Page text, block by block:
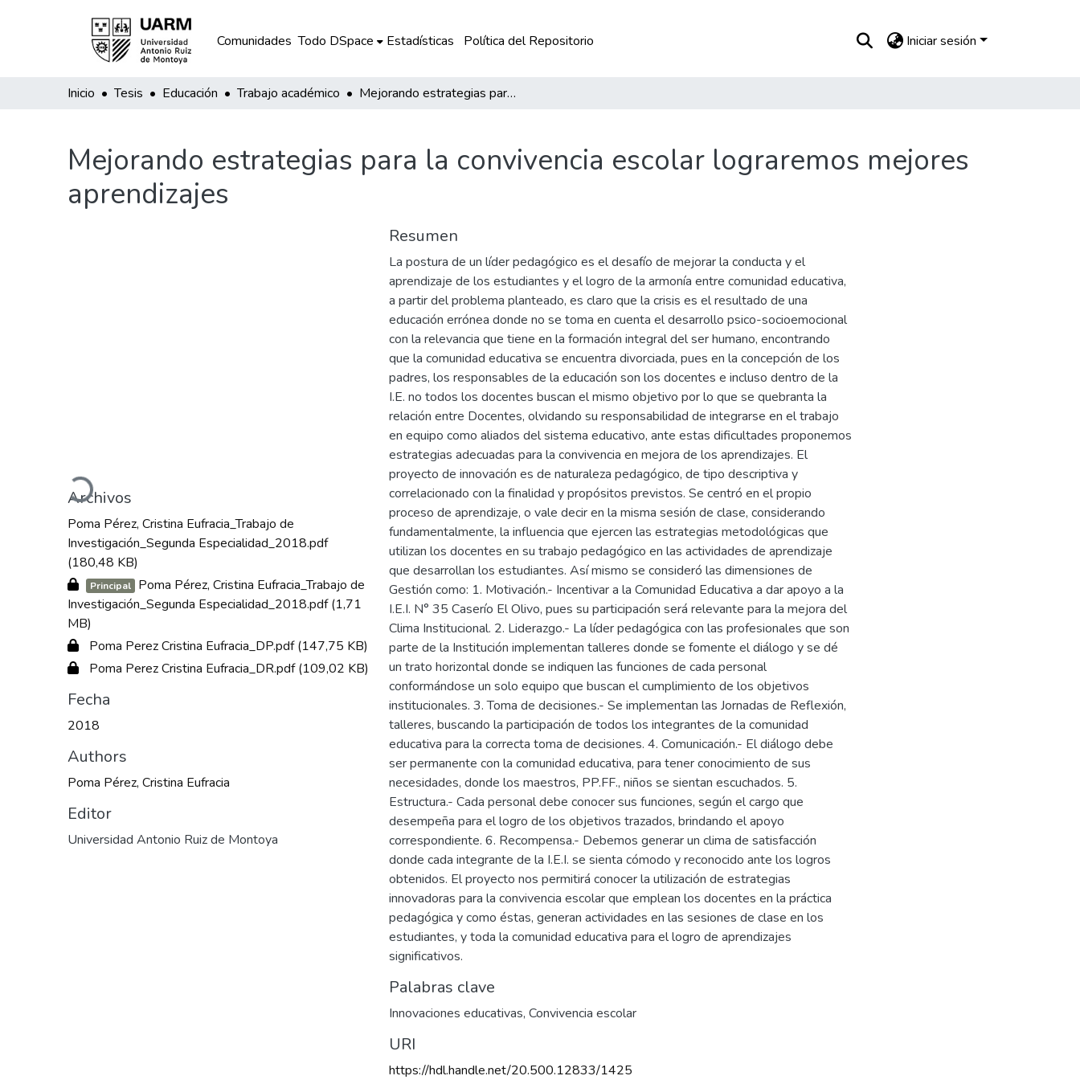
Comunidades Todo DSpace Estadísticas Política del Repositorio Iniciar sesión
Inicio Tesis Educación Trabajo académico Mejorando estrategias para la convivencia escolar lograremos mejores aprendizajes
Mejorando estrategias para la convivencia escolar lograremos mejores
aprendizajes
Cargando...
Archivos
Poma Pérez, Cristina Eufracia_Trabajo de
Investigación_Segunda Especialidad_2018.pdf
(180,48 KB)
Principal Poma Pérez, Cristina Eufracia_Trabajo de
Investigación_Segunda Especialidad_2018.pdf(1,71
MB)
Poma Perez Cristina Eufracia_DP.pdf(147,75 KB)
Poma Perez Cristina Eufracia_DR.pdf(109,02 KB)
Fecha
2018
Authors
Poma Pérez, Cristina Eufracia
Editor
Universidad Antonio Ruiz de Montoya
Resumen
La postura de un líder pedagógico es el desafío de mejorar la conducta y el
aprendizaje de los estudiantes y el logro de la armonía entre comunidad educativa,
a partir del problema planteado, es claro que la crisis es el resultado de una
educación errónea donde no se toma en cuenta el desarrollo psico-socioemocional
con la relevancia que tiene en la formación integral del ser humano, encontrando
que la comunidad educativa se encuentra divorciada, pues en la concepción de los
padres, los responsables de la educación son los docentes e incluso dentro de la
I.E. no todos los docentes buscan el mismo objetivo por lo que se quebranta la
relación entre Docentes, olvidando su responsabilidad de integrarse en el trabajo
en equipo como aliados del sistema educativo, ante estas dificultades proponemos
estrategias adecuadas para la convivencia en mejora de los aprendizajes. El
proyecto de innovación es de naturaleza pedagógico, de tipo descriptiva y
correlacionado con la finalidad y propósitos previstos. Se centró en el propio
proceso de aprendizaje, o vale decir en la misma sesión de clase, considerando
fundamentalmente, la influencia que ejercen las estrategias metodológicas que
utilizan los docentes en su trabajo pedagógico en las actividades de aprendizaje
que desarrollan los estudiantes. Así mismo se consideró las dimensiones de
Gestión como: 1. Motivación.- Incentivar a la Comunidad Educativa a dar apoyo a la
I.E.I. N° 35 Caserío El Olivo, pues su participación será relevante para la mejora del
Clima Institucional. 2. Liderazgo.- La líder pedagógica con las profesionales que son
parte de la Institución implementan talleres donde se fomente el diálogo y se dé
un trato horizontal donde se indiquen las funciones de cada personal
conformándose un solo equipo que buscan el cumplimiento de los objetivos
institucionales. 3. Toma de decisiones.- Se implementan las Jornadas de Reflexión,
talleres, buscando la participación de todos los integrantes de la comunidad
educativa para la correcta toma de decisiones. 4. Comunicación.- El diálogo debe
ser permanente con la comunidad educativa, para tener conocimiento de sus
necesidades, donde los maestros, PP.FF., niños se sientan escuchados. 5.
Estructura.- Cada personal debe conocer sus funciones, según el cargo que
desempeña para el logro de los objetivos trazados, brindando el apoyo
correspondiente. 6. Recompensa.- Debemos generar un clima de satisfacción
donde cada integrante de la I.E.I. se sienta cómodo y reconocido ante los logros
obtenidos. El proyecto nos permitirá conocer la utilización de estrategias
innovadoras para la convivencia escolar que emplean los docentes en la práctica
pedagógica y como éstas, generan actividades en las sesiones de clase en los
estudiantes, y toda la comunidad educativa para el logro de aprendizajes
significativos.
Palabras clave
Innovaciones educativas, Convivencia escolar
URI
https://hdl.handle.net/20.500.12833/1425